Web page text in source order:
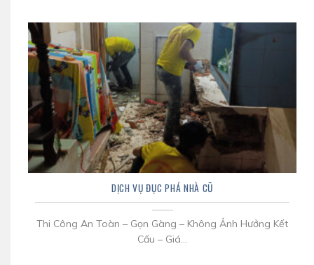
DỊCH VỤ ĐỤC PHÁ NHÀ CŨ
Thi Công An Toàn – Gọn Gàng – Không Ảnh Hưởng Kết
Cấu – Giá...